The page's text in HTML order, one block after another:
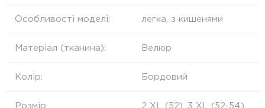
Особливості моделі: легка, з кишенями
Матеріал (тканина): Велюр
Колір: Бордовий
Розмір: 2 XL (52), 3 XL (52-54),